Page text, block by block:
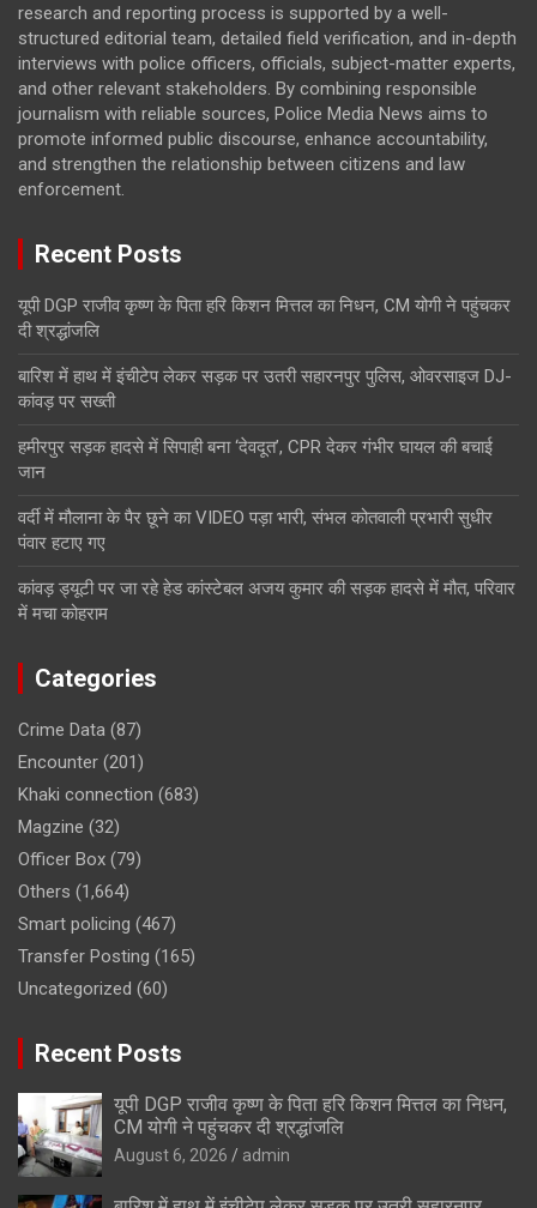
research and reporting process is supported by a well-
structured editorial team, detailed field verification, and in-depth
interviews with police officers, officials, subject-matter experts,
and other relevant stakeholders. By combining responsible
journalism with reliable sources, Police Media News aims to
promote informed public discourse, enhance accountability,
and strengthen the relationship between citizens and law
enforcement.
Recent Posts
यूपी DGP राजीव कृष्ण के पिता हरि किशन मित्तल का निधन, CM योगी ने पहुंचकर
दी श्रद्धांजलि
बारिश में हाथ में इंचीटेप लेकर सड़क पर उतरी सहारनपुर पुलिस, ओवरसाइज DJ-
कांवड़ पर सख्ती
हमीरपुर सड़क हादसे में सिपाही बना ‘देवदूत’, CPR देकर गंभीर घायल की बचाई
जान
वर्दी में मौलाना के पैर छूने का VIDEO पड़ा भारी, संभल कोतवाली प्रभारी सुधीर
पंवार हटाए गए
कांवड़ ड्यूटी पर जा रहे हेड कांस्टेबल अजय कुमार की सड़क हादसे में मौत, परिवार
में मचा कोहराम
Categories
Crime Data (87)
Encounter (201)
Khaki connection (683)
Magzine (32)
Officer Box (79)
Others (1,664)
Smart policing (467)
Transfer Posting (165)
Uncategorized (60)
Recent Posts
यूपी DGP राजीव कृष्ण के पिता हरि किशन मित्तल का निधन,
CM योगी ने पहुंचकर दी श्रद्धांजलि
August 6, 2026 admin